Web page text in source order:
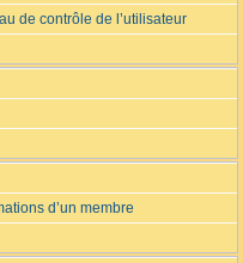
de contrôle de l’utilisateur
d’un membre